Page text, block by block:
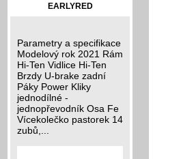
EARLYRED
Parametry a specifikace
Modelový rok 2021 Rám
Hi-Ten Vidlice Hi-Ten
Brzdy U-brake zadní
Páky Power Kliky
jednodílné -
jednopřevodník Osa Fe
Vícekolečko pastorek 14
zubů,...